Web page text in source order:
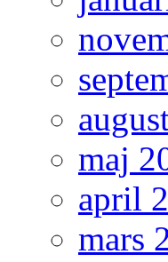
maj
april
mars